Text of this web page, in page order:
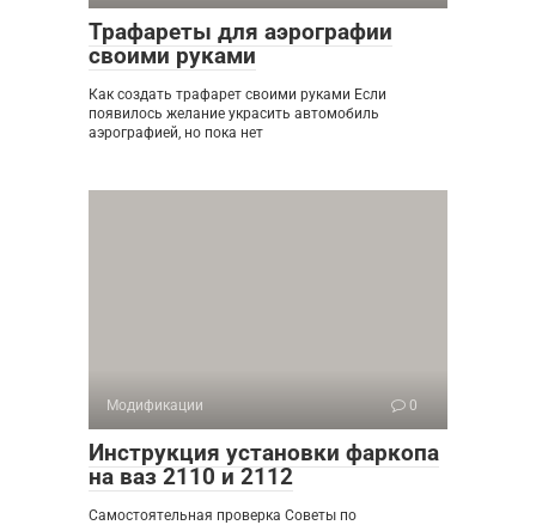
Трафареты для аэрографии
своими руками
Как создать трафарет своими руками Если
появилось желание украсить автомобиль
аэрографией, но пока нет
Модификации 0
Инструкция установки фаркопа
на ваз 2110 и 2112
Самостоятельная проверка Советы по